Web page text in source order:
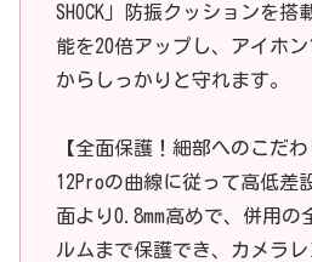
SHOCK」防振クッションを
能を20倍アップし、アイホ
からしっかりと守れます。
【全面保護！細部へのこだわ
12Proの曲線に従って高低差
面より0.8mm高めで、併用の
ルムまで保護でき、カメラレ